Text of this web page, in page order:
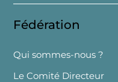
Fédération
Qui sommes-nous ?
Le Comité Directeur